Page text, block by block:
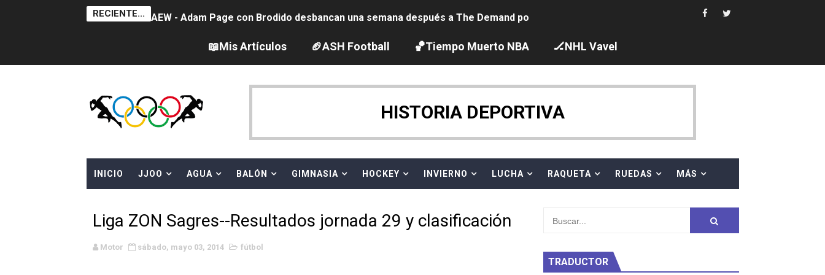
RECIENTE... AEW - Adam Page con Brodido desbancan una semana después a The Demand por tríos en el Grand Slam Mexico
Tour de Francia femenino 2026 - Etapa 5
Women's Pro Baseball League 2026
Campeonato de Europa en aguas abiertas 2026 (París, Francia) - Dobletes de Wellbrock y Taddeucci. Ángela Martínez 5ª en 10km
Campeonato de Europa de pentatlón moderno 2026 (Estambul, Turquía)
Canadá Open 2026
📖Mis Artículos 🏈ASH Football 🏀Tiempo Muerto NBA 🏒NHL Vavel
HISTORIA DEPORTIVA
INICIO JJOO AGUA BALÓN GIMNASIA HOCKEY INVIERNO LUCHA RAQUETA RUEDAS MÁS
Liga ZON Sagres--Resultados jornada 29 y clasificación
Motor sábado, mayo 03, 2014 fútbol
TRADUCTOR